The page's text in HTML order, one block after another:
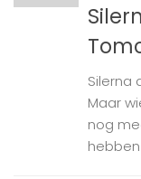
Silerna
Maar
nog